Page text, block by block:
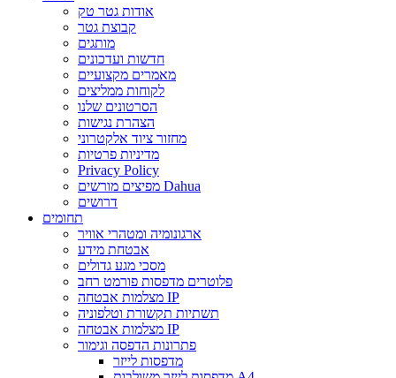
אודות גטר טק
קבוצת גטר
מותגים
חדשות ועדכונים
מאמרים מקצועיים
לקוחות ממליצים
הסרטונים שלנו
הצהרת נגישות
מחזור ציוד אלקטרוני
מדיניות פרטיות
Privacy Policy
מפיצים מורשים Dahua
דרושים
תחומים
ארגונומיה ומטהרי אוויר
אבטחת מידע
מסכי מגע גדולים
פלוטרים מדפסות פורמט רחב
מצלמות אבטחה IP
תשתיות תקשורת וטלפוניה
מצלמות אבטחה IP
פתרונות הדפסה וגימור
מדפסות לייזר